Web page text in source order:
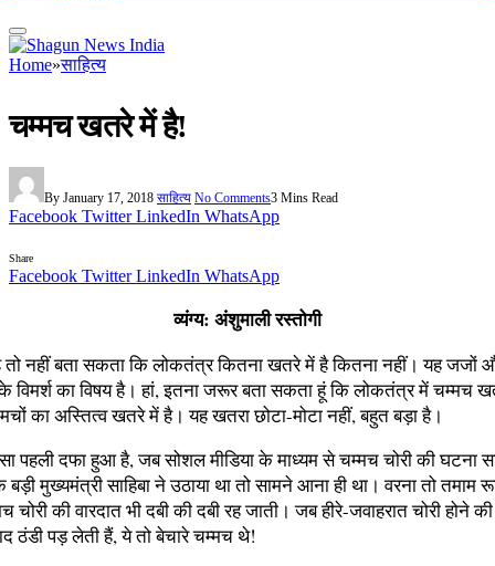
Home»साहित्य
चम्मच खतरे में है!
By January 17, 2018 साहित्य No Comments3 Mins Read
Facebook Twitter LinkedIn WhatsApp
Share
Facebook Twitter LinkedIn WhatsApp
व्यंग्य: अंशुमाली रस्तोगी
तो नहीं बता सकता कि लोकतंत्र कितना खतरे में है कितना नहीं। यह जजों
के विमर्श का विषय है। हां, इतना जरूर बता सकता हूं कि लोकतंत्र में चम्मच
का अस्तित्व खतरे में है। यह खतरा छोटा-मोटा नहीं, बहुत बड़ा है।
पहली दफा हुआ है, जब सोशल मीडिया के माध्यम से चम्मच चोरी की घटना
बड़ी मुख्यमंत्री साहिबा ने उठाया था तो सामने आना ही था। वरना तो तमाम
की वारदात भी दबी की दबी रह जाती। जब हीरे-जवाहरात चोरी होने
ठंडी पड़ लेती हैं, ये तो बेचारे चम्मच थे!